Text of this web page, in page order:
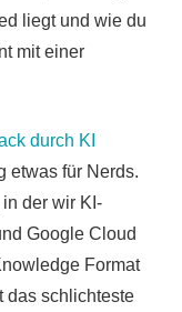
liegt und wie du
mit einer
durch KI
etwas für Nerds.
der wir KI-
Google Cloud
Format
das schlichteste